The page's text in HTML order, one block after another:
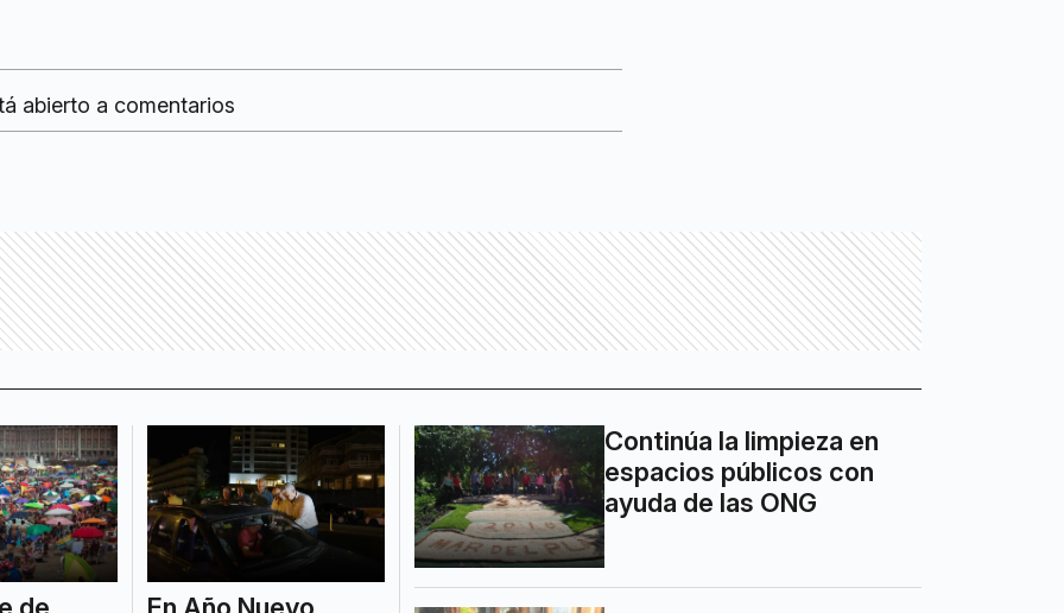
abierto a comentarios
Continúa la limpieza en
espacios públicos con
ayuda de las ONG